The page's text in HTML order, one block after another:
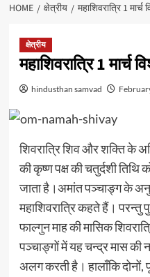
HOME क्षेत्रीय महाशिवरात्रि 1 मार्च
क्षेत्रीय
महाशिवरात्रि 1 मार्च
hindusthan samvad
शिवरात्रि शिव और शक्ति के
की कृष्ण पक्ष की चतुर्दशी तिथि
जाता है।अमांत पञ्चाङ्ग के
महाशिवरात्रि कहते हैं। परन्तु
फाल्गुन माह की मासिक
पञ्चाङ्गों में यह चन्द्र मास
अलग करती है। हालाँकि दोनों,